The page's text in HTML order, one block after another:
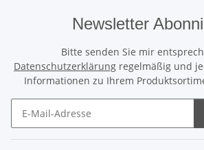
Newsletter
Bitte senden Sie mir
Datenschutzerklärung regelmäßig und
Informationen zu Ihrem